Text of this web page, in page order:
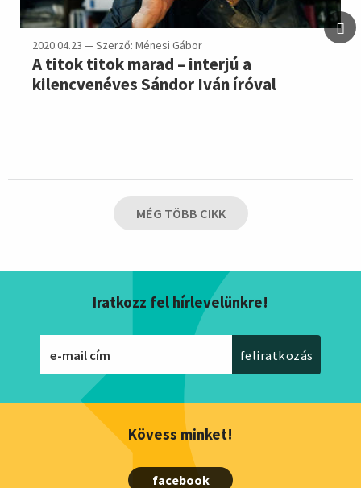
2020.04.23 — Szerző: Ménesi Gábor
A titok titok marad – interjú a
kilencvenéves Sándor Iván íróval
MÉG TÖBB CIKK
Iratkozz fel hírlevelünkre!
Kövess minket!
facebook